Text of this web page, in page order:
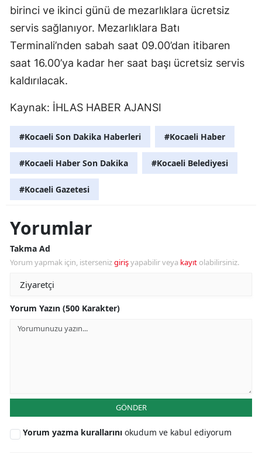
birinci ve ikinci günü de mezarlıklara ücretsiz
servis sağlanıyor. Mezarlıklara Batı
Terminali’nden sabah saat 09.00’dan itibaren
saat 16.00’ya kadar her saat başı ücretsiz servis
kaldırılacak.
Kaynak: İHLAS HABER AJANSI
#Kocaeli Son Dakika Haberleri #Kocaeli Haber
#Kocaeli Haber Son Dakika #Kocaeli Belediyesi
#Kocaeli Gazetesi
Yorumlar
Takma Ad
Yorum yapmak için, istersenizgirişyapabilir veya kayıt olabilirsiniz.
Yorum Yazın (500 Karakter)
GÖNDER
Yorum yazma kurallarını okudum ve kabul ediyorum